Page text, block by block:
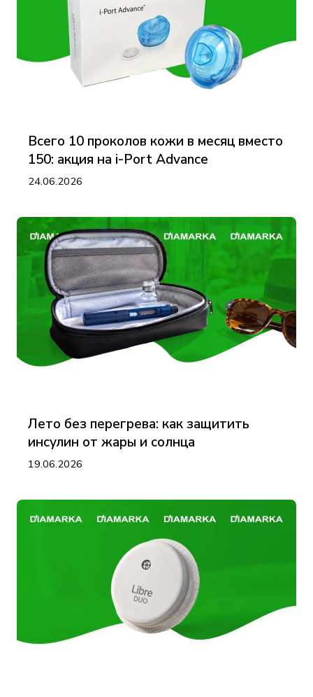
Всего 10 проколов кожи в месяц вместо
150: акция на i-Port Advance
24.06.2026
Лето без перегрева: как защитить
инсулин от жары и солнца
19.06.2026